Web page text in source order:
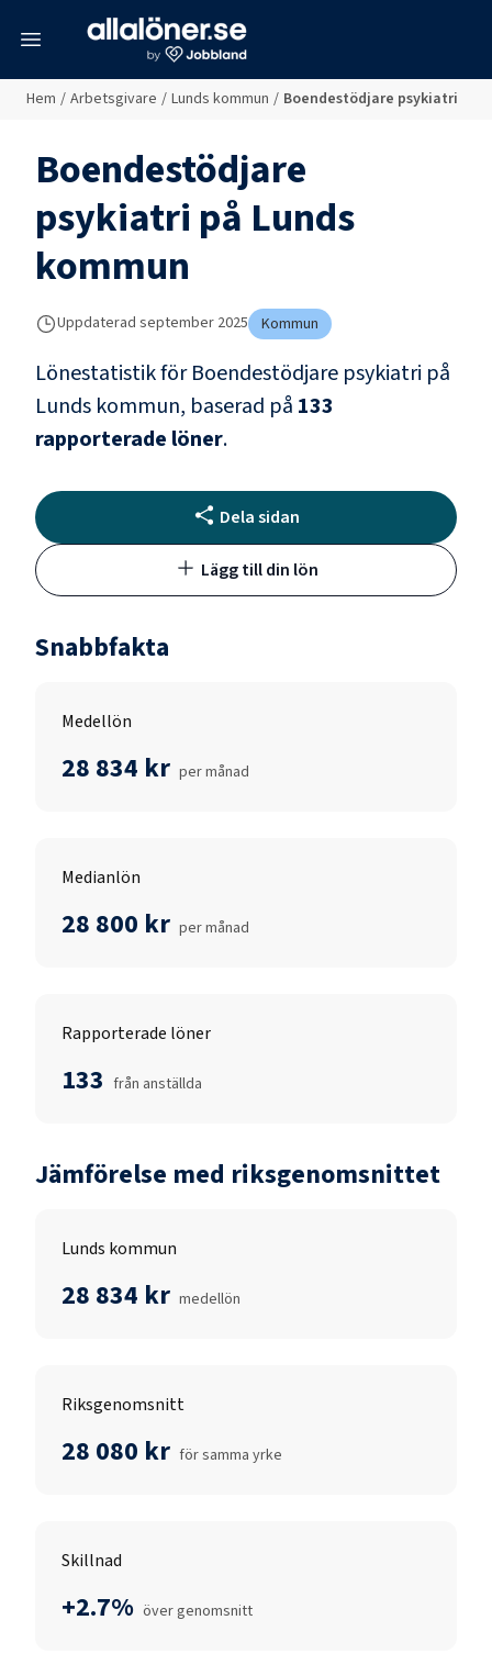
Hem / Arbetsgivare / Lunds kommun / Boendestödjare psykiatri
Boendestödjare
psykiatri på Lunds
kommun
Uppdaterad september 2025 Kommun
Lönestatistik förBoendestödjare psykiatri på
Lunds kommun, baserad på 133
rapporterade löner.
Dela sidan
Lägg till din lön
Snabbfakta
Medellön
28 834 kr per månad
Medianlön
28 800 kr per månad
Rapporterade löner
133 från anställda
Jämförelse med riksgenomsnittet
Lunds kommun
28 834 kr medellön
Riksgenomsnitt
28 080 kr för samma yrke
Skillnad
+2.7% över genomsnitt